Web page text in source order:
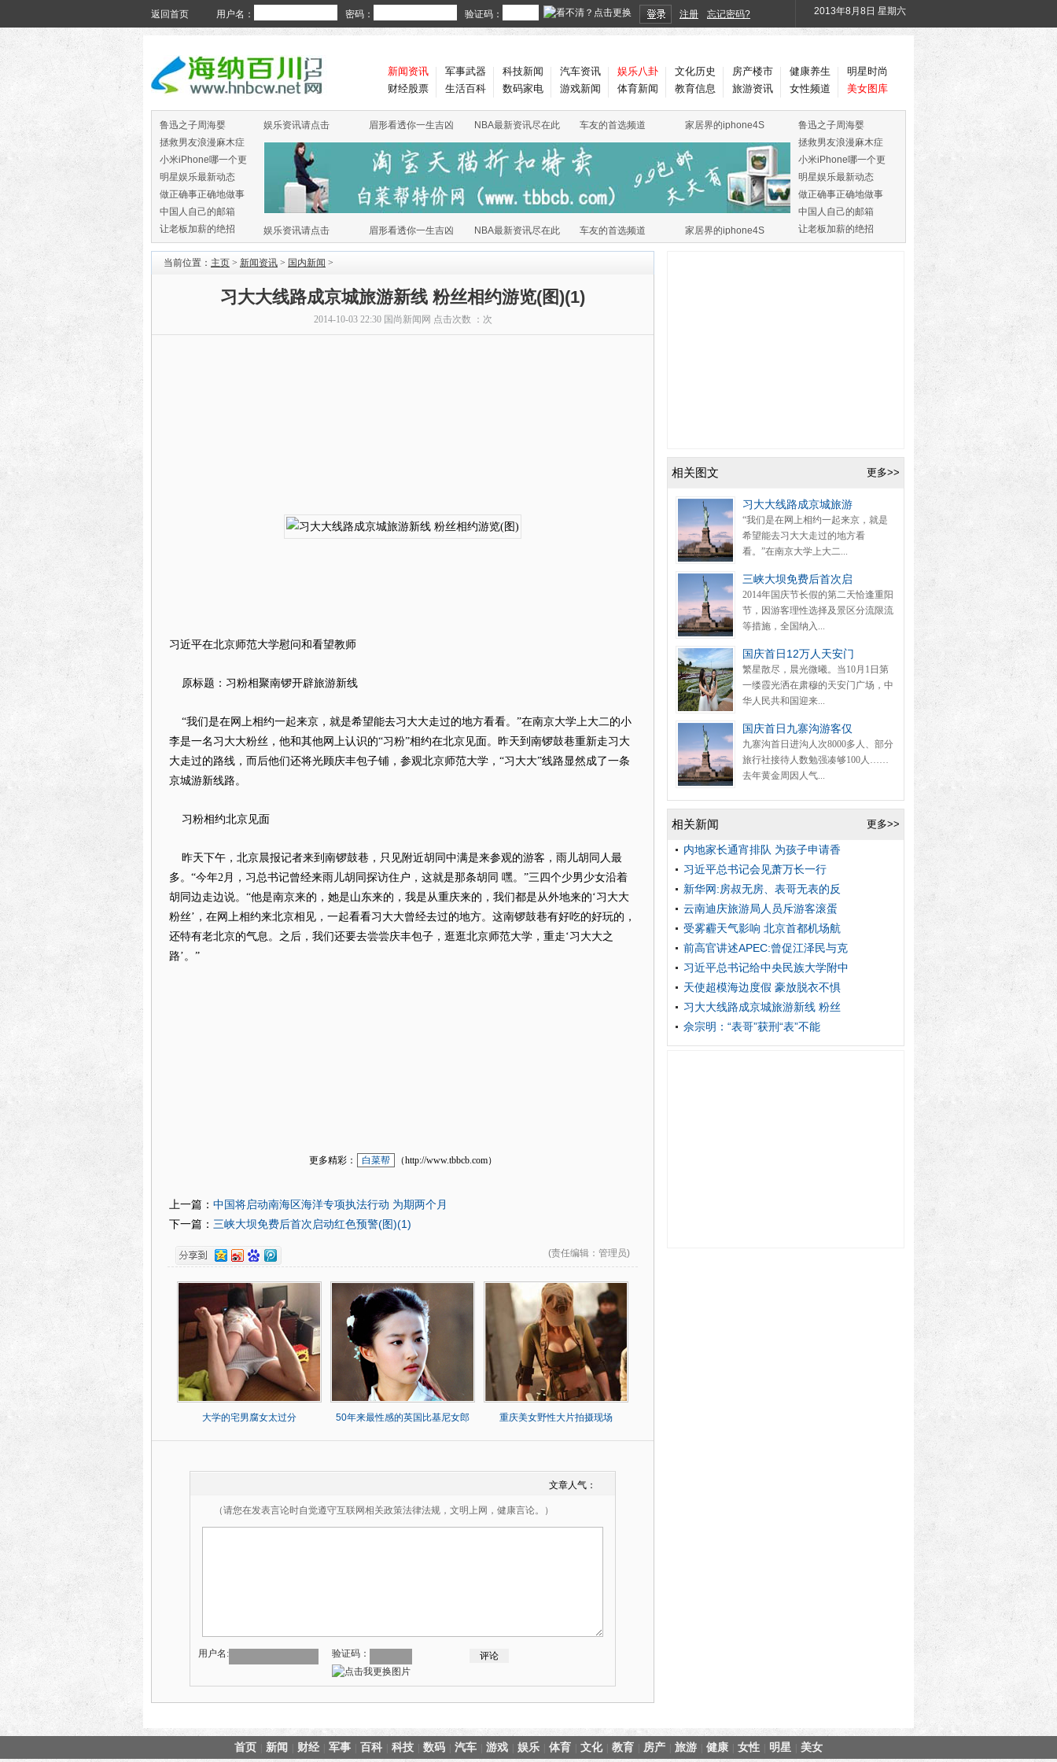
返回首页 用户名： 密码： 验证码： 注册 忘记密码? 2013年8月8日 星期六
新闻资讯
财经股票
军事武器
生活百科
科技新闻
数码家电
汽车资讯
游戏新闻
娱乐八卦
体育新闻
文化历史
教育信息
房产楼市
旅游资讯
健康养生
女性频道
明星时尚
美女图库
鲁迅之子周海婴
拯救男友浪漫麻木症
小米iPhone哪一个更
火
明星娱乐最新动态
做正确事正确地做事
中国人自己的邮箱
让老板加薪的绝招
娱乐资讯请点击 眉形看透你一生吉凶 NBA最新资讯尽在此 车友的首选频道 家居界的iphone4S
娱乐资讯请点击 眉形看透你一生吉凶 NBA最新资讯尽在此 车友的首选频道 家居界的iphone4S
鲁迅之子周海婴
拯救男友浪漫麻木症
小米iPhone哪一个更
火
明星娱乐最新动态
做正确事正确地做事
中国人自己的邮箱
让老板加薪的绝招
当前位置： 主页 > 新闻资讯 > 国内新闻 >
习大大线路成京城旅游新线 粉丝相约游览(图)(1)
2014-10-03 22:30 国尚新闻网 点击次数 ： 次
习近平在北京师范大学慰问和看望教师
原标题：习粉相聚南锣开辟旅游新线
“我们是在网上相约一起来京，就是希望能去习大大走过的地方看看。”在南京大学上大二的小
李是一名习大大粉丝，他和其他网上认识的“习粉”相约在北京见面。昨天到南锣鼓巷重新走习大
大走过的路线，而后他们还将光顾庆丰包子铺，参观北京师范大学，“习大大”线路显然成了一条
京城游新线路。
习粉相约北京见面
昨天下午，北京晨报记者来到南锣鼓巷，只见附近胡同中满是来参观的游客，雨儿胡同人最
多。“今年2月，习总书记曾经来雨儿胡同探访住户，这就是那条胡同 嘿。”三四个少男少女沿着
胡同边走边说。“他是南京来的，她是山东来的，我是从重庆来的，我们都是从外地来的‘习大大
粉丝’，在网上相约来北京相见，一起看看习大大曾经去过的地方。这南锣鼓巷有好吃的好玩的，
还特有老北京的气息。之后，我们还要去尝尝庆丰包子，逛逛北京师范大学，重走‘习大大之
路’。”
更多精彩： 白菜帮 （http://www.tbbcb.com）
上一篇： 中国将启动南海区海洋专项执法行动 为期两个月
下一篇： 三峡大坝免费后首次启动红色预警(图)(1)
(责任编辑 ：管理员)
大学的宅男腐女太过分 50年来最性感的英国比基尼女郎 重庆美女野性大片拍摄现场
文章人气：
（请您在发表言论时自觉遵守互联网相关政策法律法规，文明上网，健康言论。）
用户名: 验证码：
更多>>
相关图文
习大大线路成京城旅游
“我们是在网上相约一起来京，就是
希望能去习大大走过的地方看
看。”在南京大学上大二...
三峡大坝免费后首次启
2014年国庆节长假的第二天恰逢重阳
节，因游客理性选择及景区分流限流
等措施，全国纳入...
国庆首日12万人天安门
繁星散尽，晨光微曦。当10月1日第
一缕霞光洒在肃穆的天安门广场，中
华人民共和国迎来...
国庆首日九寨沟游客仅
九寨沟首日进沟人次8000多人、部分
旅行社接待人数勉强凑够100人……
去年黄金周因人气...
更多>>
相关新闻
内地家长通宵排队 为孩子申请香
习近平总书记会见萧万长一行
新华网:房叔无房、表哥无表的反
云南迪庆旅游局人员斥游客滚蛋
受雾霾天气影响 北京首都机场航
前高官讲述APEC:曾促江泽民与克
习近平总书记给中央民族大学附中
天使超模海边度假 豪放脱衣不惧
习大大线路成京城旅游新线 粉丝
佘宗明：“表哥”获刑“表”不能
首页 新闻 财经 军事 百科 科技 数码 汽车 游戏 娱乐 体育 文化 教育 房产 旅游 健康 女性 明星 美女